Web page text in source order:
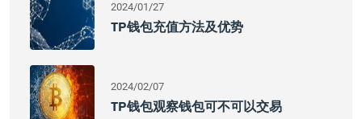
2024/01/27
TP钱包充值方法及优势
2024/02/07
TP钱包观察钱包可不可以交易